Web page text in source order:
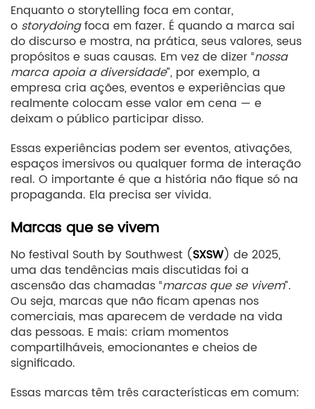
Enquanto o storytelling foca em contar,
o storydoingfoca em fazer. É quando a marca sai
do discurso e mostra, na prática, seus valores, seus
propósitos e suas causas. Em vez de dizer “nossa
marca apoia a diversidade”, por exemplo, a
empresa cria ações, eventos e experiências que
realmente colocam esse valor em cena — e
deixam o público participar disso.
Essas experiências podem ser eventos, ativações,
espaços imersivos ou qualquer forma de interação
real. O importante é que a história não fique só na
propaganda. Ela precisa ser vivida.
Marcas que se vivem
No festival South by Southwest (SXSW) de 2025,
uma das tendências mais discutidas foi a
ascensão das chamadas “marcas que se vivem”.
Ou seja, marcas que não ficam apenas nos
comerciais, mas aparecem de verdade na vida
das pessoas. E mais: criam momentos
compartilháveis, emocionantes e cheios de
significado.
Essas marcas têm três características em comum: